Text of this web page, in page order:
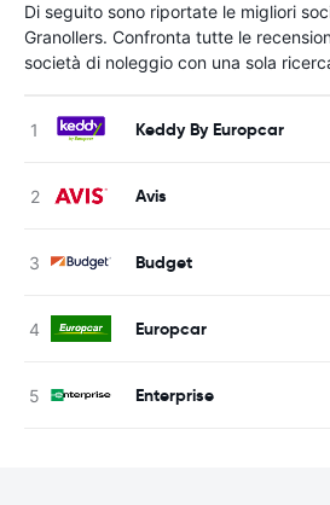
Di seguito sono riportate le migliori
Granollers. Confronta tutte le
società di noleggio con una sola
Keddy By Europcar
Avis
Budget
Europcar
Enterprise